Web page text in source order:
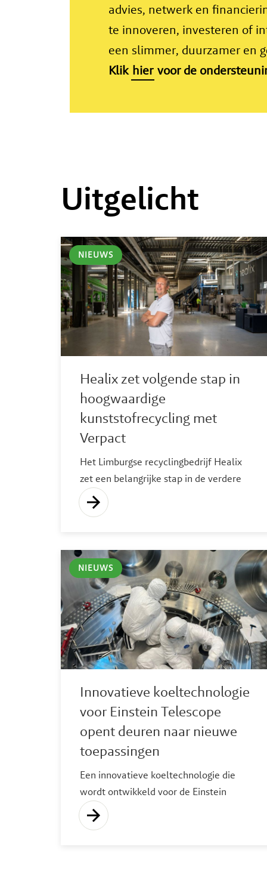
advies, netwerk en
te innoveren, investeren of
een slimmer, duurzamer en
Klik hier voor de
Uitgelicht
NIEUWS
Healix zet volgende stap in
hoogwaardige
kunststofrecycling met
Verpact
Het Limburgse recyclingbedrijf Healix
zet een belangrijke stap in de verdere
opschaling van zijn technologie. Samen
met Verpact en Bas van den Ende
hoogwaardig recyclen. Daarmee
ontstaat extra recyclingcapaciteit voor
een belangrijke kunststofstroom en
blijven waardevolle grondstoffen
beschikbaar voor hergebruik in Europa.
NIEUWS
Innovatieve koeltechnologie
voor Einstein Telescope
opent deuren naar nieuwe
toepassingen
Een innovatieve koeltechnologie die
wordt ontwikkeld voor de Einstein
Telescope biedt perspectief voor veel
meer dan alleen baanbrekend